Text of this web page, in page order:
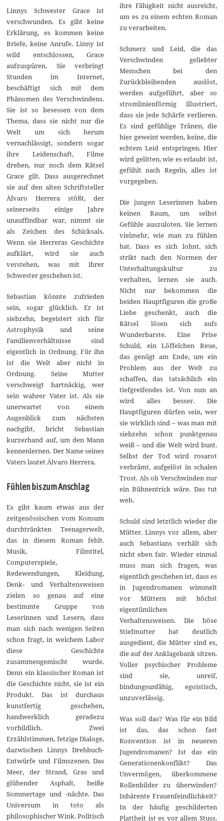
Linnys Schwester Grace ist
verschwunden. Es gibt keine
Erklärung, es kommen keine
Briefe, keine Anrufe. Linny ist
wild entschlossen, Grace
aufzuspüren. Sie verbringt
Stunden im Internet,
beschäftigt sich mit dem
Phänomen des Verschwindens.
Sie ist so besessen von dem
Thema, dass sie nicht nur die
Welt um sich herum
vernachlässigt, sondern sogar
ihre Leidenschaft, Filme
drehen, nur noch dem Rätsel
Grace gilt. Dass ausgerechnet
sie auf den alten Schriftsteller
Àlvaro Herrera stößt, der
seinerseits einige Jahre
unauffindbar war, nimmt sie
als Zeichen des Schicksals.
Wenn sie Herreras Geschichte
aufklärt, wird sie auch
verstehen, was mit ihrer
Schwester geschehen ist.
Sebastian könnte zufrieden
sein, sogar glücklich. Er ist
siebzehn, begeistert sich für
Astrophysik und seine
Familienverhältnisse sind
eigentlich in Ordnung. Für ihn
ist die Welt aber nicht in
Ordnung. Seine Mutter
verschweigt hartnäckig, wer
sein wahrer Vater ist. Als sie
unerwartet von einem
Augenblick zum nächsten
nachgibt, bricht Sebastian
kurzerhand auf, um den Mann
kennenlernen. Der Name seines
Vaters lautet Àlvaro Herrera.
Fühlen bis zum Anschlag
Es gibt kaum etwas aus der
zeitgenössischen vom Konsum
durchtränkten Teenagerwelt,
das in diesem Roman fehlt.
Musik, Filmtitel,
Computerspiele,
Redewendungen, Kleidung,
Denk- und Verhaltensweisen
zielen so genau auf eine
bestimmte Gruppe von
Leserinnen und Lesern, dass
man sich nach wenigen Seiten
schon fragt, in welchem Labor
diese Geschichte
zusammengemischt wurde.
Denn ein klassischer Roman ist
die Geschichte nicht, sie ist ein
Produkt. Das ist durchaus
kunstfertig geschehen,
handwerklich geradezu
vorbildlich. Zwei
Erzählstimmen, fetzige Dialoge,
dazwischen Linnys Drehbuch-
Entwürfe und Filmszenen. Das
Meer, der Strand, Gras und
glühender Asphalt, heiße
Sommertage und -nächte. Das
Universum in toto als
philosophischer Wink. Politisch
ihre Fähigkeit nicht ausreicht,
um es zu einem echten Roman
zu verarbeiten.
Schmerz und Leid, die das
Verschwinden geliebter
Menschen bei den
Zurückbleibenden auslöst,
werden aufgeführt, aber so
stromlinienförmig illustriert,
dass sie jede Schärfe verlieren.
Es sind gefühlige Tränen, die
hier geweint werden, keine, die
echtem Leid entspringen. Hier
wird gelitten, wie es erlaubt ist,
gefühlt nach Regeln, alles ist
vorgegeben.
Die jungen Leserinnen haben
keinen Raum, um selbst
Gefühle auszuloten. Sie lernen
vielmehr, wie man zu fühlen
hat. Dass es sich lohnt, sich
strikt nach den Normen der
Unterhaltungskultur zu
verhalten, lernen sie auch.
Nicht nur bekommen die
beiden Hauptfiguren die große
Liebe geschenkt, auch die
Rätsel lösen sich aufs
Wunderbarste. Eine Prise
Schuld, ein Löffelchen Reue,
das genügt am Ende, um ein
Problem aus der Welt zu
schaffen, das tatsächlich ein
tiefgreifendes ist. Von nun an
wird alles besser. Die
Hauptfiguren dürfen sein, wer
sie wirklich sind – was man mit
siebzehn schon punktgenau
weiß – und die Welt wird bunt.
Selbst der Tod wird rosarot
verbrämt, aufgelöst in schalen
Trost. Als ob Verschwinden nur
ein Bühnentrick wäre. Das tut
weh.
Schuld sind letztlich wieder die
Mütter. Linnys vor allem, aber
auch Sebastians verhält sich
nicht eben fair. Wieder einmal
muss man sich fragen, was
eigentlich geschehen ist, dass es
in Jugendromanen wimmelt
vor Müttern mit höchst
eigentümlichen
Verhaltensweisen. Die böse
Stiefmutter hat deutlich
ausgedient, die Mütter sind es,
die auf der Anklagebank sitzen.
Voller psychischer Probleme
sind sie, unreif,
bindungsunfähig, egoistisch,
unzuverlässig.
Was soll das? Was für ein Bild
ist das, das schon fast
Konvention ist in neueren
Jugendromanen? Ist das ein
Generationenkonflikt? Das
Unvermögen, überkommene
Rollenbilder zu überwinden?
Inhärente Frauenfeindlichkeit?
In der häufig geschilderten
Plattheit ist es vor allem Stuss.